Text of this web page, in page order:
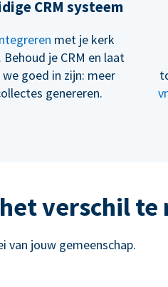
CRM systeem
met je kerk
je CRM en laat
goed in zijn: meer
genereren.
verschil te
van jouw gemeenschap.